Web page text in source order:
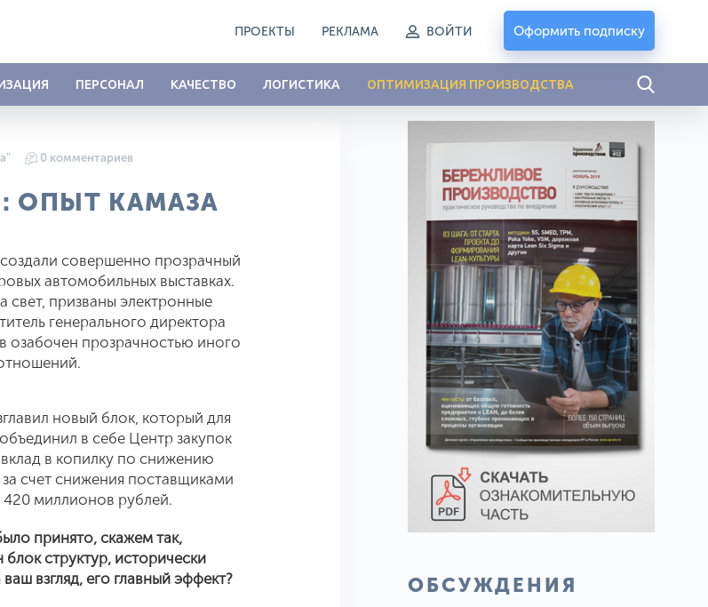
ПРОЕКТЫ РЕКЛАМА ВОЙТИ Оформить подписку
ПЕРСОНАЛ КАЧЕСТВО ЛОГИСТИКА ОПТИМИЗАЦИЯ ПРОИЗВОДСТВА
0 комментариев
ОПЫТ КАМАЗА
совершенно прозрачный
автомобильных выставках.
свет, призваны электронные
генерального директора
прозрачностью иного
новый блок, который для
в себе Центр закупок
в копилку по снижению
счет снижения поставщиками
420 миллионов рублей.
принято, скажем так,
структур, исторически
взгляд, его главный эффект?
ОБСУЖДЕНИЯ